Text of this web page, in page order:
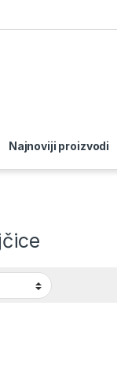
Najnoviji proizvodi